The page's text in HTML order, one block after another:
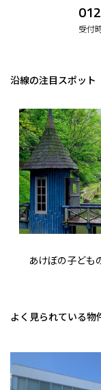
受付
沿線の注目スポット
あけぼの子ども
よく見られている物